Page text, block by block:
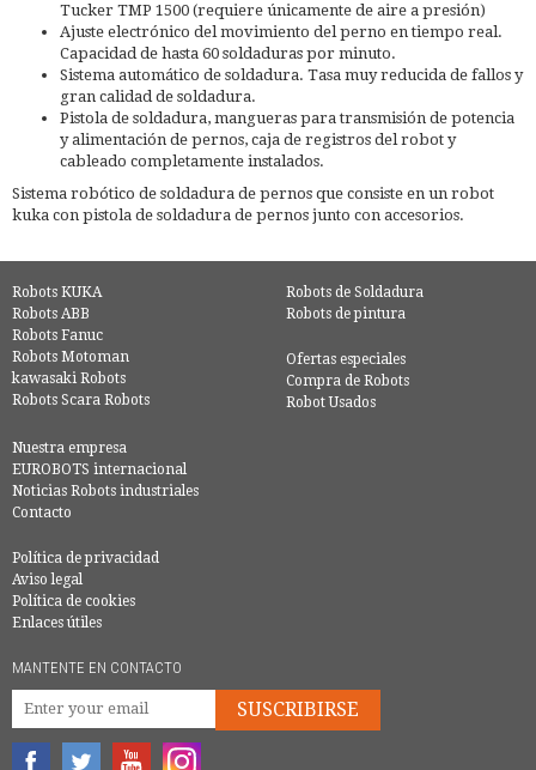
Tucker TMP 1500 (requiere únicamente de aire a presión)
Ajuste electrónico del movimiento del perno en tiempo real.
Capacidad de hasta 60 soldaduras por minuto.
Sistema automático de soldadura. Tasa muy reducida de fallos y
gran calidad de soldadura.
Pistola de soldadura, mangueras para transmisión de potencia
y alimentación de pernos, caja de registros del robot y
cableado completamente instalados.
Sistema robótico de soldadura de pernos que consiste en un robot
kuka con pistola de soldadura de pernos junto con accesorios.
Robots KUKA
Robots ABB
Robots Fanuc
Robots Motoman
kawasaki Robots
Robots Scara Robots
Robots de Soldadura
Robots de pintura
Ofertas especiales
Compra de Robots
Robot Usados
Nuestra empresa
EUROBOTS internacional
Noticias Robots industriales
Contacto
Política de privacidad
Aviso legal
Política de cookies
Enlaces útiles
MANTENTE EN CONTACTO
SUSCRIBIRSE